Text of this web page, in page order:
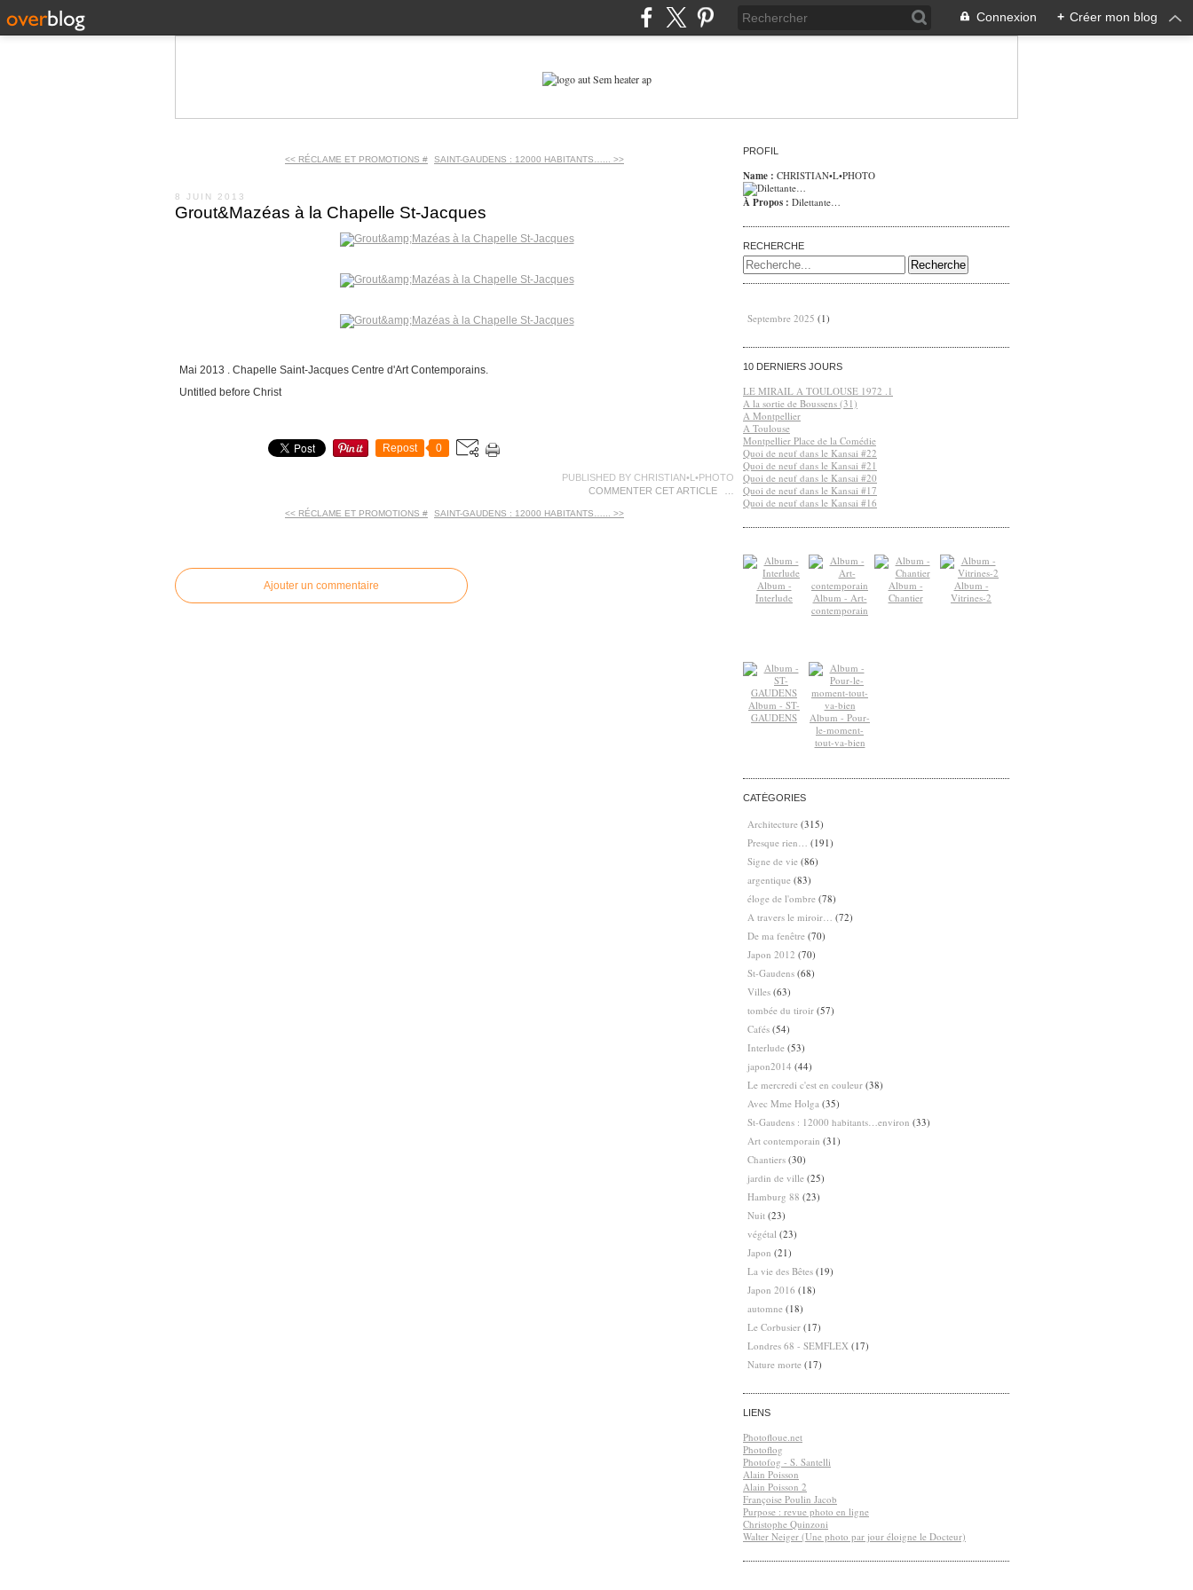
Connexion + Créer mon blog
<< RÉCLAME ET PROMOTIONS # SAINT-GAUDENS : 12000 HABITANTS…... >>
8 JUIN 2013
Grout&Mazéas à la Chapelle St-Jacques
Mai 2013 . Chapelle Saint-Jacques Centre d'Art Contemporains.
Untitled before Christ
Repost 0
PUBLISHED BY CHRISTIAN•L•PHOTO
COMMENTER CET ARTICLE
<< RÉCLAME ET PROMOTIONS # SAINT-GAUDENS : 12000 HABITANTS…... >>
Ajouter un commentaire
PROFIL
Name : CHRISTIAN•L•PHOTO
À Propos : Dilettante…
RECHERCHE
Septembre 2025 (1)
10 DERNIERS JOURS
LE MIRAIL A TOULOUSE 1972 .1
A la sortie de Boussens (31)
A Montpellier
A Toulouse
Montpellier Place de la Comédie
Quoi de neuf dans le Kansai #22
Quoi de neuf dans le Kansai #21
Quoi de neuf dans le Kansai #20
Quoi de neuf dans le Kansai #17
Quoi de neuf dans le Kansai #16
Album -
Interlude
Album - Art-
contemporain
Album -
Chantier
Album -
Vitrines-2
Album - ST-
GAUDENS
Album - Pour-
le-moment-
tout-va-bien
CATÉGORIES
Architecture (315)
Presque rien…
(191)
Signe de vie (86)
argentique (83)
éloge de l'ombre (78)
A travers le miroir…
(72)
De ma fenêtre (70)
Japon 2012 (70)
St-Gaudens (68)
Villes (63)
tombée du tiroir (57)
Cafés (54)
Interlude (53)
japon2014 (44)
Le mercredi c'est en couleur (38)
Avec Mme Holga (35)
St-Gaudens : 12000 habitants…environ (33)
Art contemporain (31)
Chantiers (30)
jardin de ville (25)
Hamburg 88 (23)
Nuit (23)
végétal (23)
Japon (21)
La vie des Bêtes (19)
Japon 2016 (18)
automne (18)
Le Corbusier (17)
Londres 68 - SEMFLEX (17)
Nature morte (17)
LIENS
Photofloue.net
Photoflog
Photofog - S. Santelli
Alain Poisson
Alain Poisson 2
Françoise Poulin Jacob
Purpose : revue photo en ligne
Christophe Quinzoni
Walter Neiger (Une photo par jour éloigne le Docteur)